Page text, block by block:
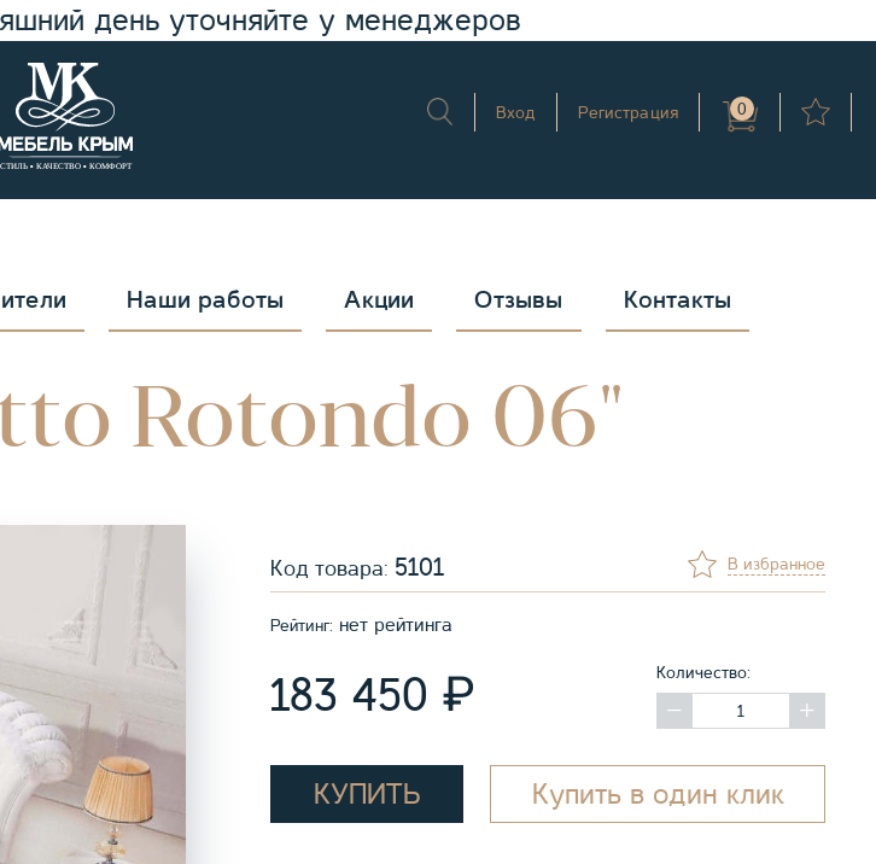
день уточняйте у менеджеров
Вход Регистрация 0
Наши работы Акции Отзывы Контакты
Rotondo 06"
Код товара: 5101 В избранное
Рейтинг: нет рейтинга
183 450 ₽ Количество:
КУПИТЬ Купить в один клик